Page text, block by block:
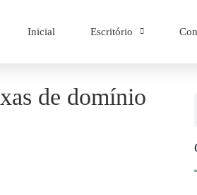
Inicial Escritório
de domínio